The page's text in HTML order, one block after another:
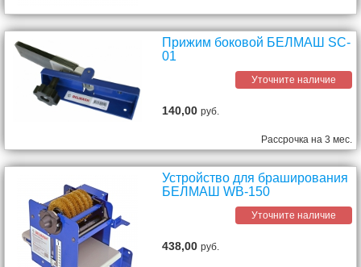
Прижим боковой БЕЛМАШ SC-
01
Уточните наличие
140,00руб.
Рассрочка на 3 мес.
Устройство для браширования
БЕЛМАШ WB-150
Уточните наличие
438,00руб.